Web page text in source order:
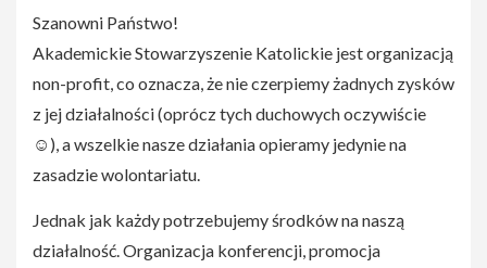
Szanowni Państwo!
Akademickie Stowarzyszenie Katolickie jest organizacją
non-profit, co oznacza, że nie czerpiemy żadnych zysków
z jej działalności (oprócz tych duchowych oczywiście
☺), a wszelkie nasze działania opieramy jedynie na
zasadzie wolontariatu.
Jednak jak każdy potrzebujemy środków na naszą
działalność. Organizacja konferencji, promocja